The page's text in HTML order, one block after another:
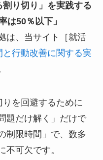
り切り」を実践する
は50％以下」
は、当サイト［就活
と行動改善に関する実
を回避するために
題だけ解く」だけで
制限時間」で、数多
不可欠です。